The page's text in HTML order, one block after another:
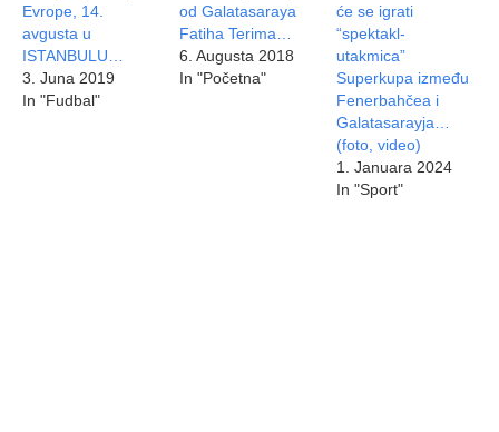
Evrope, 14.
avgusta u
ISTANBULU…
3. Juna 2019
In "Fudbal"
od Galatasaraya
Fatiha Terima…
6. Augusta 2018
In "Početna"
će se igrati
“spektakl-
utakmica”
Superkupa između
Fenerbahčea i
Galatasarayja…
(foto, video)
1. Januara 2024
In "Sport"